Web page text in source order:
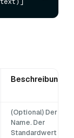
Beschreibung
(Optional) Der uri-
Name. Der
Standardwert ist